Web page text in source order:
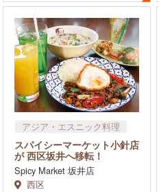
アジア・エスニック料理
スパイシーマーケット小針店
が 西区坂井へ移転！
Spicy Market 坂井店
西区